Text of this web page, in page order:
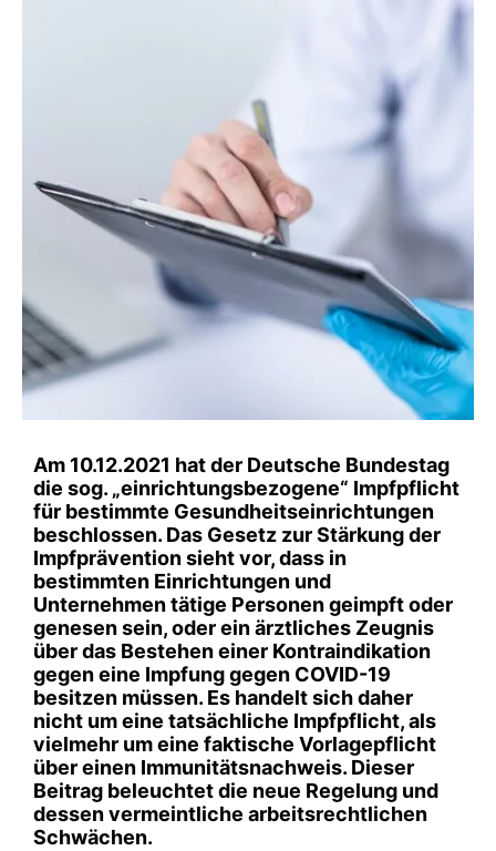
Am 10.12.2021 hat der Deutsche Bundestag
die sog. „einrichtungsbezogene“ Impfpflicht
für bestimmte Gesundheitseinrichtungen
beschlossen. Das Gesetz zur Stärkung der
Impfprävention sieht vor, dass in
bestimmten Einrichtungen und
Unternehmen tätige Personen geimpft oder
genesen sein, oder ein ärztliches Zeugnis
über das Bestehen einer Kontraindikation
gegen eine Impfung gegen COVID-19
besitzen müssen. Es handelt sich daher
nicht um eine tatsächliche Impfpflicht, als
vielmehr um eine faktische Vorlagepflicht
über einen Immunitätsnachweis. Dieser
Beitrag beleuchtet die neue Regelung und
dessen vermeintliche arbeitsrechtlichen
Schwächen.